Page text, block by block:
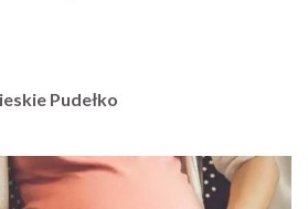
Pudełko